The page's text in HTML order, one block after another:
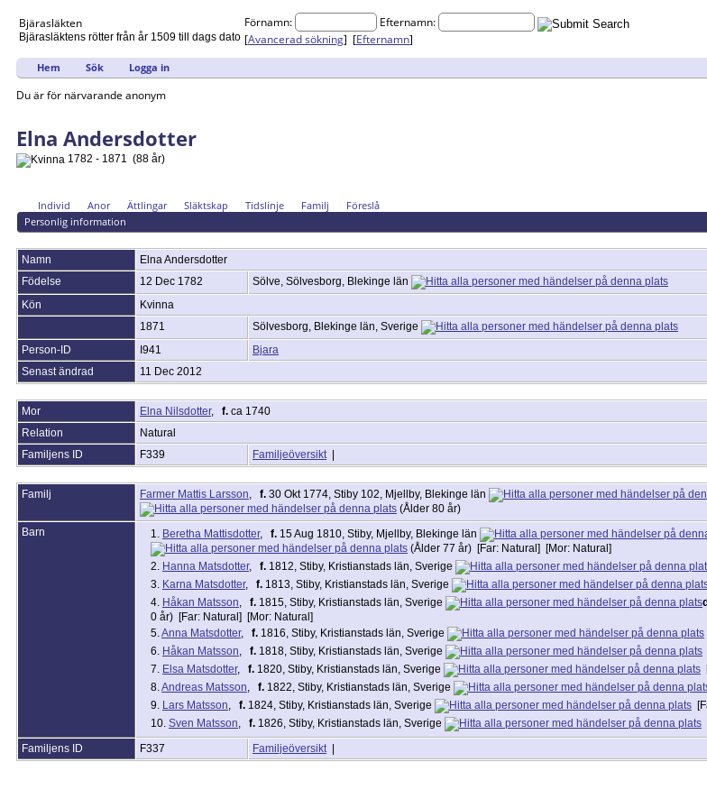
Bjärasläkten
Bjärasläktens rötter från år 1509 till dags dato
Förnamn:
Efternamn:
[Avancerad sökning] [Efternamn]
Hem Sök Logga in
Du är för närvarande anonym
Elna Andersdotter
1782 - 1871 (88 år)
Individ Anor Ättlingar Släktskap Tidslinje Familj
Föreslå
Personlig information
Namn Elna Andersdotter
Födelse
12 Dec 1782
Sölve, Sölvesborg, Blekinge län
Kön
Kvinna
1871
Sölvesborg, Blekinge län, Sverige
Person-ID
I941
Bjara
Senast ändrad
11 Dec 2012
Mor Elna Nilsdotter, f. ca 1740
Relation
Natural
Familjens ID
F339 Familjeöversikt |
Familj Farmer Mattis Larsson f. 30 Okt 1774, Stiby 102, Mjellby, Blekinge län
(Ålder 80 år)
Barn
1. Beretha Mattisdotter, f. 15 Aug 1810, Stiby, Mjellby, Blekinge län
(Ålder 77 år) [Far: Natural] [Mor: Natural]
2. Hanna Matsdotter, f. 1812, Stiby, Kristianstads län, Sverige
3. Karna Matsdotter, f. 1813, Stiby, Kristianstads län, Sverige
4. Håkan Matsson f. 1815, Stiby, Kristianstads län, Sverige
0 år) [Far: Natural] [Mor: Natural]
5. Anna Matsdotter, f. 1816, Stiby, Kristianstads län, Sverige
6. Håkan Matsson f. 1818, Stiby, Kristianstads län, Sverige
7. Elsa Matsdotter, f. 1820, Stiby, Kristianstads län, Sverige
8. Andreas Matsson f. 1822, Stiby, Kristianstads län, Sverige
9. Lars Matsson f. 1824, Stiby, Kristianstads län, Sverige
10. Sven Matsson f. 1826, Stiby, Kristianstads län, Sverige
Familjens ID
F337 Familjeöversikt |